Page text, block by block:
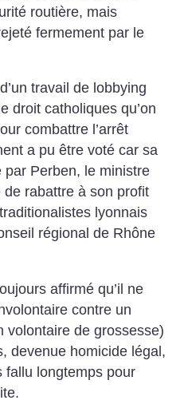
routière, mais
fermement par le
travail de lobbying
droit catholiques qu’on
combattre l’arrêt
a pu être voté car sa
Perben, le ministre
de rabattre à son profit
lyonnais
régional de Rhône
affirmé qu’il ne
contre un
volontaire de grossesse)
devenue homicide légal,
fallu longtemps pour